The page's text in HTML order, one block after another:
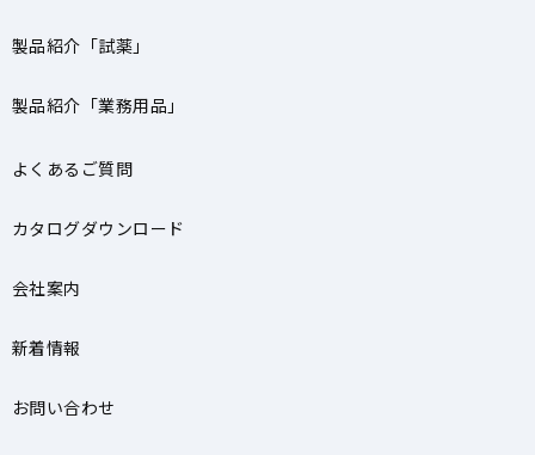
製品紹介「試薬」
製品紹介「業務用品」
よくあるご質問
カタログダウンロード
会社案内
新着情報
お問い合わせ